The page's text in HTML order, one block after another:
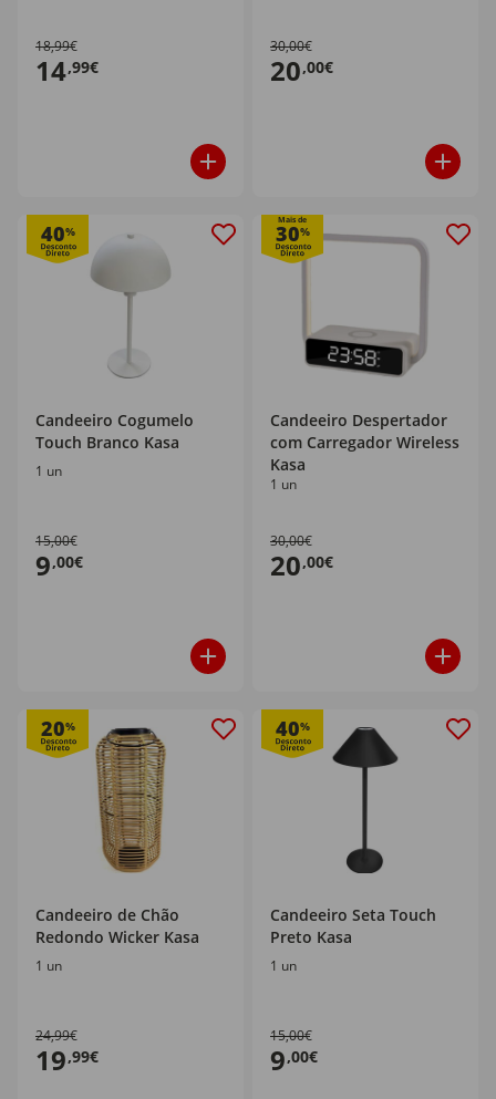
18,99€
14,99€
30,00€
20,00€
40%
Candeeiro Cogumelo
Touch Branco Kasa
1 un
15,00€
9,00€
Mais de
30%
Candeeiro Despertador
com Carregador Wireless
Kasa
1 un
30,00€
20,00€
20%
Candeeiro de Chão
Redondo Wicker Kasa
1 un
24,99€
19,99€
40%
Candeeiro Seta Touch
Preto Kasa
1 un
15,00€
9,00€